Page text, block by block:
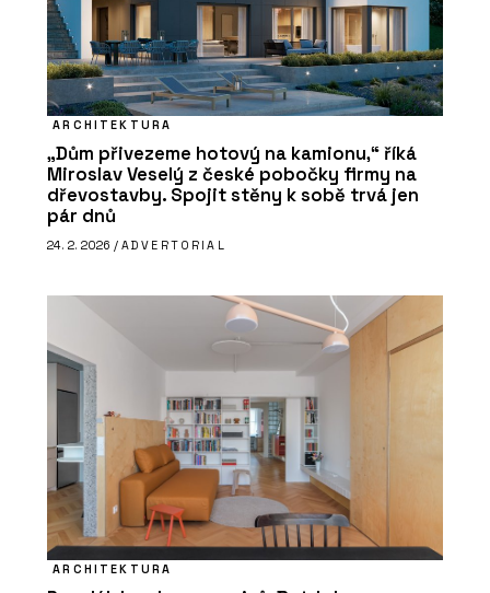
ARCHITEKTURA
„Dům přivezeme hotový na kamionu,“ říká
Miroslav Veselý z české pobočky firmy na
dřevostavby. Spojit stěny k sobě trvá jen
pár dnů
24. 2. 2026 / ADVERTORIAL
ARCHITEKTURA